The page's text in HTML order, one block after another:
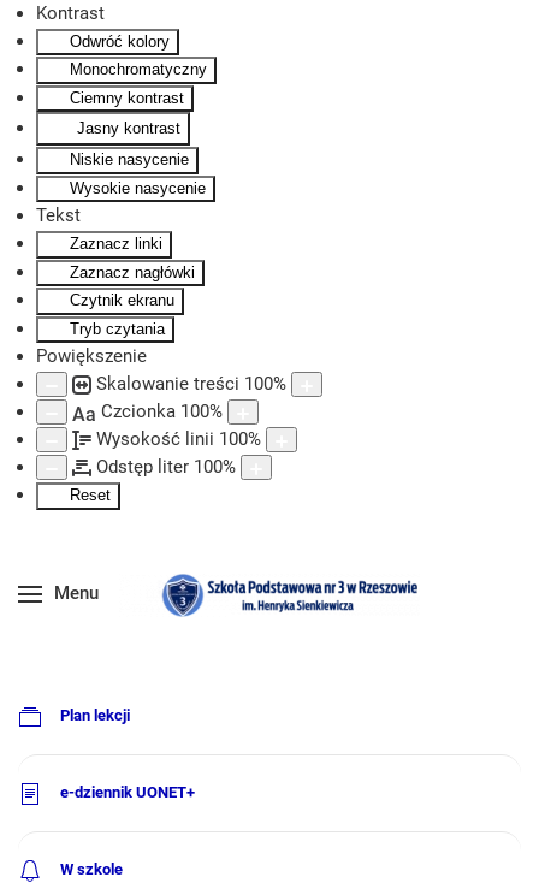
Kontrast
Odwróć kolory
Monochromatyczny
Ciemny kontrast
Jasny kontrast
Niskie nasycenie
Wysokie nasycenie
Tekst
Zaznacz linki
Zaznacz nagłówki
Czytnik ekranu
Tryb czytania
Powiększenie
Skalowanie treści 100%
Aa Czcionka 100%
Wysokość linii 100%
Odstęp liter 100%
Reset
Skip to main content
Menu
Plan lekcji
e-dziennik UONET+
W szkole